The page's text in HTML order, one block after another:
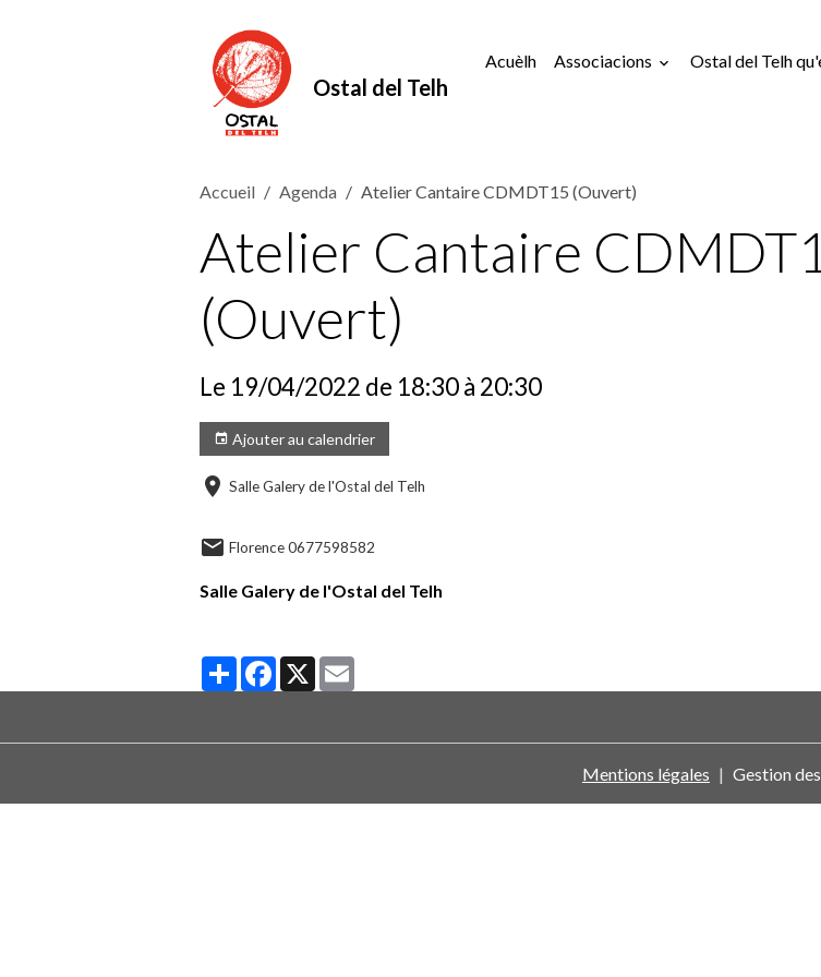
Ostal del Telh
Acuèlh Associacions Ostal del Telh
Accueil Agenda Atelier Cantaire CDMDT15 (Ouvert)
Atelier Cantaire
(Ouvert)
Le 19/04/2022 de 18:30à 20:30
Ajouter au calendrier
Salle Galery de l'Ostal del Telh
Florence 0677598582
Salle Galery de l'Ostal del Telh
PartagerFacebook
X
Mentions légales Gestion